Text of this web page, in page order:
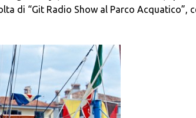
di “Git Radio Show al Parco Acquatico”,